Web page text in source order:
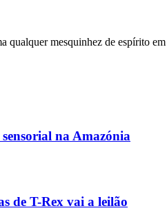
qualquer mesquinhez de espírito
na Amazónia
de T-Rex vai a leilão